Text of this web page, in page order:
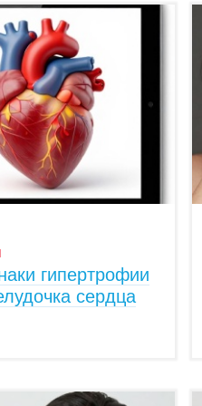
гипертрофии
сердца